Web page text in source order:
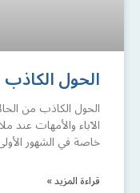
الحول الكاذب
الحول الكاذب من
الآباء والأمهات
خاصة في الشهور
قراءة المزيد »